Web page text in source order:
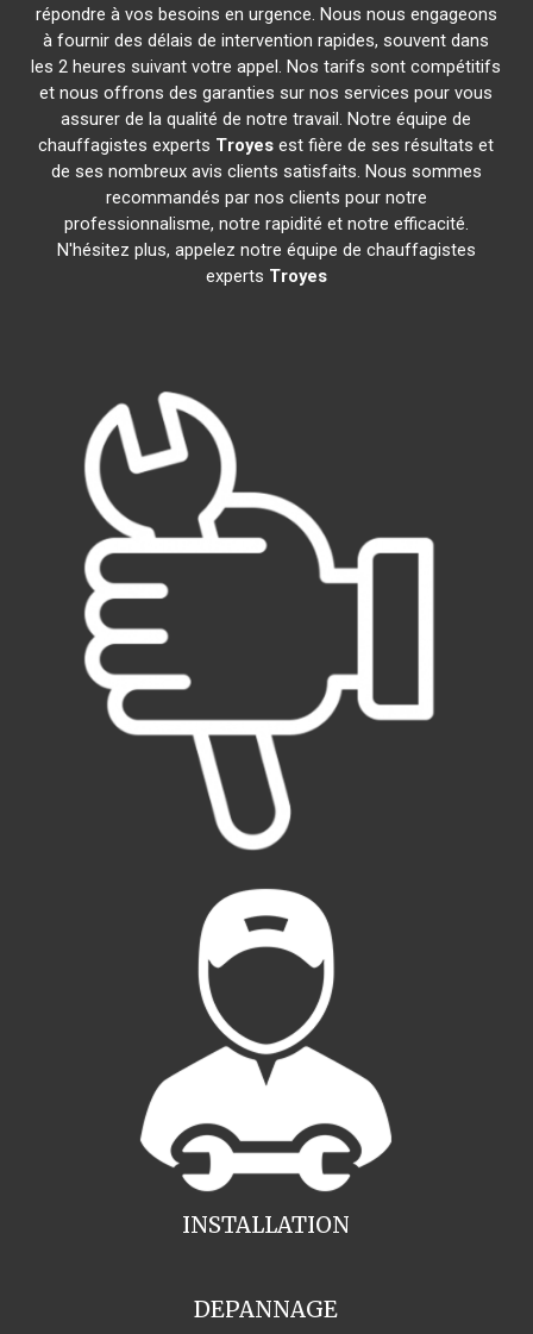
répondre à vos besoins en urgence. Nous nous engageons
à fournir des délais de intervention rapides, souvent dans
les 2 heures suivant votre appel. Nos tarifs sont compétitifs
et nous offrons des garanties sur nos services pour vous
assurer de la qualité de notre travail. Notre équipe de
chauffagistes experts Troyes est fière de ses résultats et
de ses nombreux avis clients satisfaits. Nous sommes
recommandés par nos clients pour notre
professionnalisme, notre rapidité et notre efficacité.
N'hésitez plus, appelez notre équipe de chauffagistes
experts Troyes
INSTALLATION
DEPANNAGE